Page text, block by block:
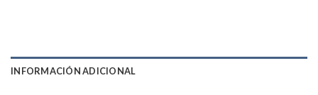
INFORMACIÓN ADICIONAL